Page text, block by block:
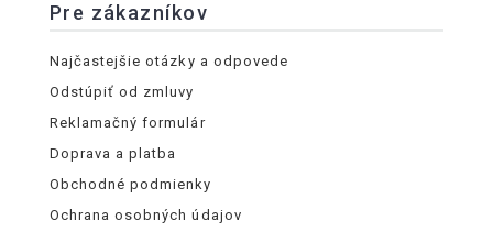
Pre zákazníkov
Najčastejšie otázky a odpovede
Odstúpiť od zmluvy
Reklamačný formulár
Doprava a platba
Obchodné podmienky
Ochrana osobných údajov